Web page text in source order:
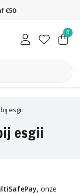
€50
0
esgii
esgii
, onze